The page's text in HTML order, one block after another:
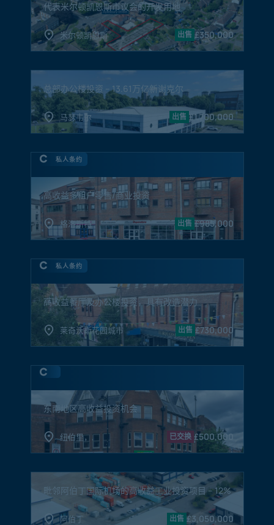
代表米尔顿凯恩斯市议会的开发用地
米尔顿凯恩斯 出售 £350,000
总部办公楼投资 – 13.61万亿新谢克尔
马瑟韦尔 出售 £1,700,000
私人条约
高收益多租户零售/商业投资
格洛斯特 出售 £985,000
私人条约
高收益餐厅及办公楼投资，具有改造潜力
莱奇沃斯花园城市 出售 £730,000
东南地区高收益投资机会
纽伯里，, 已交换 £500,000
毗邻阿伯丁国际机场的高收益工业投资项目 – 12%
阿伯丁 出售 £3,050,000